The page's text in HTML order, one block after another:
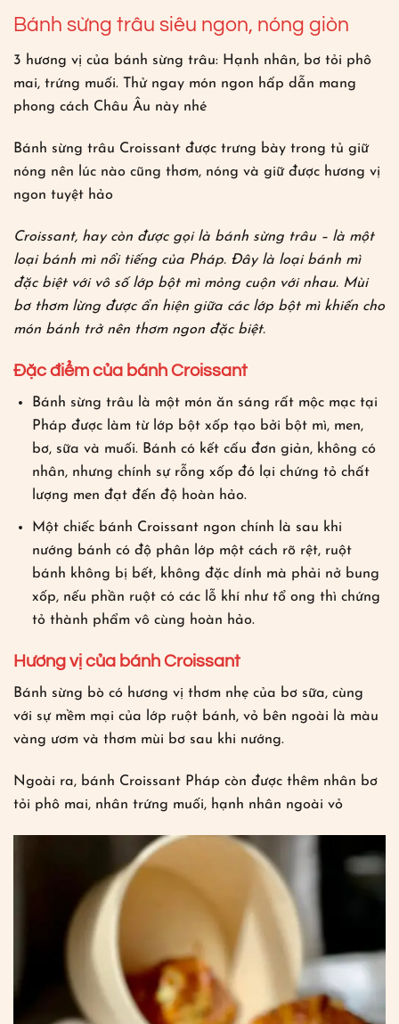
Bánh sừng trâu siêu ngon, nóng giòn
3 hương vị của bánh sừng trâu: Hạnh nhân, bơ tỏi phô
mai, trứng muối. Thử ngay món ngon hấp dẫn mang
phong cách Châu Âu này nhé
Bánh sừng trâu Croissant được trưng bày trong tủ giữ
nóng nên lúc nào cũng thơm, nóng và giữ được hương vị
ngon tuyệt hảo
Croissant, hay còn được gọi là bánh sừng trâu – là một
loại bánh mì nổi tiếng của Pháp. Đây là loại bánh mì
đặc biệt với vô số lớp bột mì mỏng cuộn với nhau. Mùi
bơ thơm lừng được ẩn hiện giữa các lớp bột mì khiến cho
món bánh trở nên thơm ngon đặc biệt.
Đặc điểm của bánh Croissant
Bánh sừng trâu là một món ăn sáng rất mộc mạc tại
Pháp được làm từ lớp bột xốp tạo bởi bột mì, men,
bơ, sữa và muối. Bánh có kết cấu đơn giản, không có
nhân, nhưng chính sự rỗng xốp đó lại chứng tỏ chất
lượng men đạt đến độ hoàn hảo.
Một chiếc bánh Croissant ngon chính là sau khi
nướng bánh có độ phân lớp một cách rõ rệt, ruột
bánh không bị bết, không đặc dính mà phải nở bung
xốp, nếu phần ruột có các lỗ khí như tổ ong thì chứng
tỏ thành phẩm vô cùng hoàn hảo.
Hương vị của bánh Croissant
Bánh sừng bò có hương vị thơm nhẹ của bơ sữa, cùng
với sự mềm mại của lớp ruột bánh, vỏ bên ngoài là màu
vàng ươm và thơm mùi bơ sau khi nướng.
Ngoài ra, bánh Croissant Pháp còn được thêm nhân bơ
tỏi phô mai, nhân trứng muối, hạnh nhân ngoài vỏ